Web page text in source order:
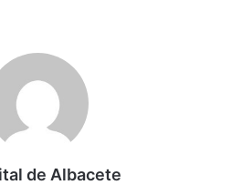
de Albacete